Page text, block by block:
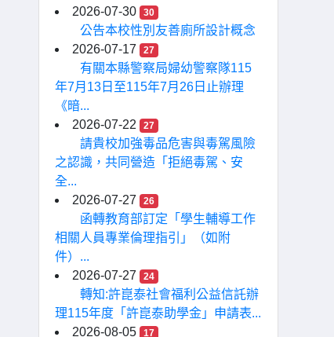
2026-07-30
30
公告本校性別友善廁所設計概念
2026-07-17
27
有關本縣警察局婦幼警察隊115
年7月13日至115年7月26日止辦理
《暗...
2026-07-22
27
請貴校加強毒品危害與毒駕風險
之認識，共同營造「拒絕毒駕、安
全...
2026-07-27
26
函轉教育部訂定「學生輔導工作
相關人員專業倫理指引」（如附
件）...
2026-07-27
24
轉知:許崑泰社會福利公益信託辦
理115年度「許崑泰助學金」申請表...
2026-08-05
17